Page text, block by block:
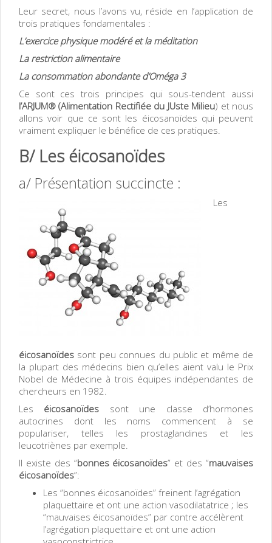
Leur secret, nous l’avons vu, réside en l’application de
trois pratiques fondamentales :
L’exercice physique modéré et la méditation
La restriction alimentaire
La consommation abondante d’Oméga 3
Ce sont ces trois principes qui sous-tendent aussi
l’ARJUM® (Alimentation Rectifiée du JUste Milieu) et nous
allons voir que ce sont les éicosanoïdes qui peuvent
vraiment expliquer le bénéfice de ces pratiques.
B/ Les éicosanoïdes
a/ Présentation succincte :
Les
éicosanoïdes sont peu connues du public et même de
la plupart des médecins bien qu’elles aient valu le Prix
Nobel de Médecine à trois équipes indépendantes de
chercheurs en 1982.
Les éicosanoïdes sont une classe d’hormones
autocrines dont les noms commencent à se
populariser, telles les prostaglandines et les
leucotriènes par exemple.
Il existe des “bonnes éicosanoïdes” et des “mauvaises
éicosanoïdes”:
Les “bonnes éicosanoïdes” freinent l’agrégation
plaquettaire et ont une action vasodilatatrice ; les
“mauvaises éicosanoïdes” par contre accélèrent
l’agrégation plaquettaire et ont une action